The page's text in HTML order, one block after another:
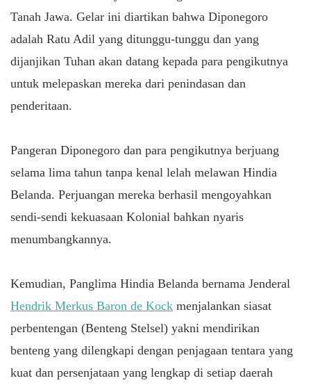
Tanah Jawa. Gelar ini diartikan bahwa Diponegoro
adalah Ratu Adil yang ditunggu-tunggu dan yang
dijanjikan Tuhan akan datang kepada para pengikutnya
untuk melepaskan mereka dari penindasan dan
penderitaan.
Pangeran Diponegoro dan para pengikutnya berjuang
selama lima tahun tanpa kenal lelah melawan Hindia
Belanda. Perjuangan mereka berhasil mengoyahkan
sendi-sendi kekuasaan Kolonial bahkan nyaris
menumbangkannya.
Kemudian, Panglima Hindia Belanda bernama Jenderal
Hendrik Merkus Baron de Kock menjalankan siasat
perbentengan (Benteng Stelsel) yakni mendirikan
benteng yang dilengkapi dengan penjagaan tentara yang
kuat dan persenjataan yang lengkap di setiap daerah